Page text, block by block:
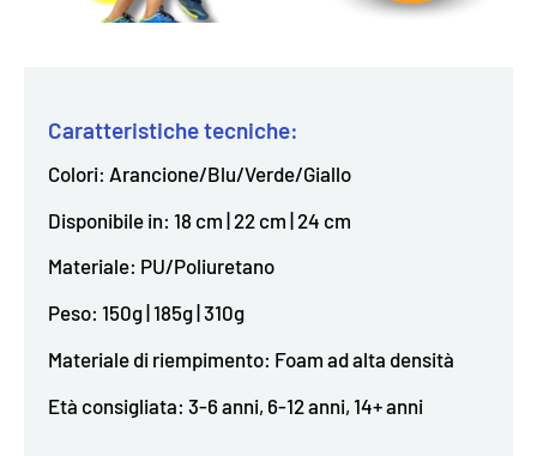
Caratteristiche tecniche:
Colori: Arancione/Blu/Verde/Giallo
Disponibile in: 18 cm | 22 cm | 24 cm
Materiale: PU/Poliuretano
Peso: 150g | 185g | 310g
Materiale di riempimento: Foam ad alta densità
Età consigliata: 3-6 anni, 6-12 anni, 14+ anni